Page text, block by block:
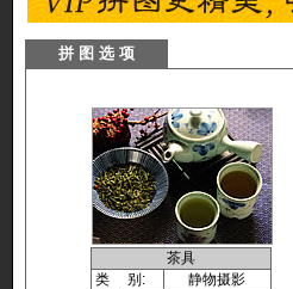
拼 图 选 项
茶具
类 别:
静物摄影